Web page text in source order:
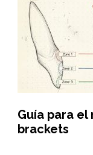
Guía para
brackets